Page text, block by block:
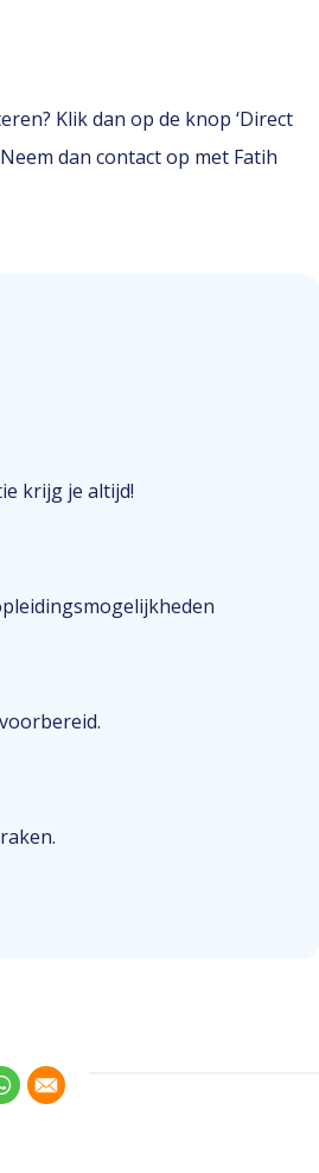
Klik dan op de knop ‘Direct
dan contact op met Fatih
krijg je altijd!